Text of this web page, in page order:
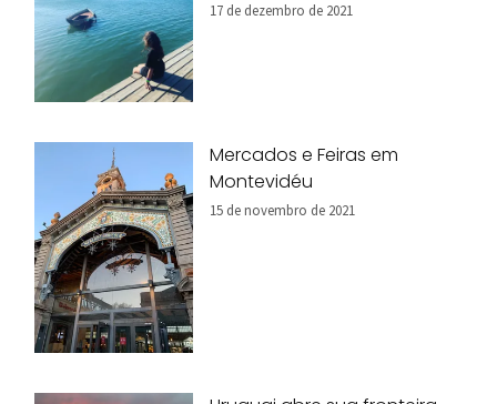
17 de dezembro de 2021
Mercados e Feiras em
Montevidéu
15 de novembro de 2021